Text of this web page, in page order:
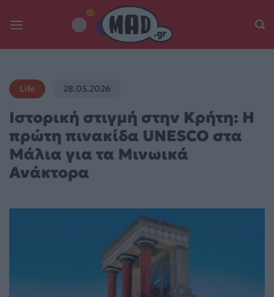
Life 28.05.2026
Ιστορική στιγμή στην Κρήτη: Η
πρώτη πινακίδα UNESCO στα
Μάλια για τα Μινωικά
Ανάκτορα